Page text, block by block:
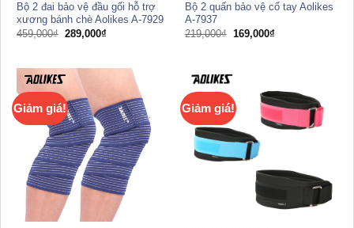
Bộ 2 đai bảo vệ đầu gối hỗ trợ
xương bánh chè Aolikes A-7929
459,000₫ Giá
289,000₫Giá
289,000₫.
Bộ 2 quấn bảo vệ cổ tay Aolikes
A-7937
219,000₫ Giá
169,000₫Giá
Giảm giá! Giảm giá!